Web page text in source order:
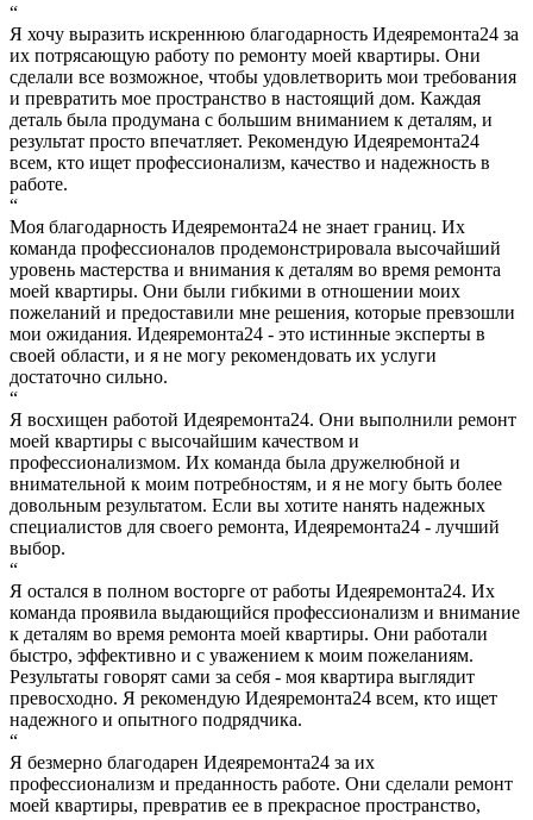
“
Я хочу выразить искреннюю благодарность Идеяремонта24 за
их потрясающую работу по ремонту моей квартиры. Они
сделали все возможное, чтобы удовлетворить мои требования
и превратить мое пространство в настоящий дом. Каждая
деталь была продумана с большим вниманием к деталям, и
результат просто впечатляет. Рекомендую Идеяремонта24
всем, кто ищет профессионализм, качество и надежность в
работе.
“
Моя благодарность Идеяремонта24 не знает границ. Их
команда профессионалов продемонстрировала высочайший
уровень мастерства и внимания к деталям во время ремонта
моей квартиры. Они были гибкими в отношении моих
пожеланий и предоставили мне решения, которые превзошли
мои ожидания. Идеяремонта24 - это истинные эксперты в
своей области, и я не могу рекомендовать их услуги
достаточно сильно.
“
Я восхищен работой Идеяремонта24. Они выполнили ремонт
моей квартиры с высочайшим качеством и
профессионализмом. Их команда была дружелюбной и
внимательной к моим потребностям, и я не могу быть более
довольным результатом. Если вы хотите нанять надежных
специалистов для своего ремонта, Идеяремонта24 - лучший
выбор.
“
Я остался в полном восторге от работы Идеяремонта24. Их
команда проявила выдающийся профессионализм и внимание
к деталям во время ремонта моей квартиры. Они работали
быстро, эффективно и с уважением к моим пожеланиям.
Результаты говорят сами за себя - моя квартира выглядит
превосходно. Я рекомендую Идеяремонта24 всем, кто ищет
надежного и опытного подрядчика.
“
Я безмерно благодарен Идеяремонта24 за их
профессионализм и преданность работе. Они сделали ремонт
моей квартиры, превратив ее в прекрасное пространство,